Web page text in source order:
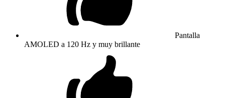
Pantalla
AMOLED a 120 Hz y muy brillante